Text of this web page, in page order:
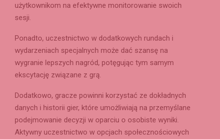
użytkownikom na efektywne monitorowanie swoich
sesji.
Ponadto, uczestnictwo w dodatkowych rundach i
wydarzeniach specjalnych może dać szansę na
wygranie lepszych nagród, potęgując tym samym
ekscytację związane z grą.
Dodatkowo, gracze powinni korzystać ze dokładnych
danych i historii gier, które umożliwiają na przemyślane
podejmowanie decyzji w oparciu o osobiste wyniki.
Aktywny uczestnictwo w opcjach społecznościowych